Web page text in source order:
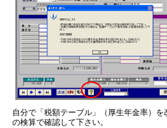
自分で「税額テーブル」（厚生年金率）
の検算で確認して下さい。